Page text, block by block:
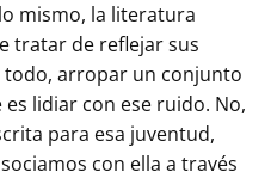
mismo, la literatura
tratar de reflejar sus
todo, arropar un conjunto
lidiar con ese ruido. No,
para esa juventud,
con ella a través